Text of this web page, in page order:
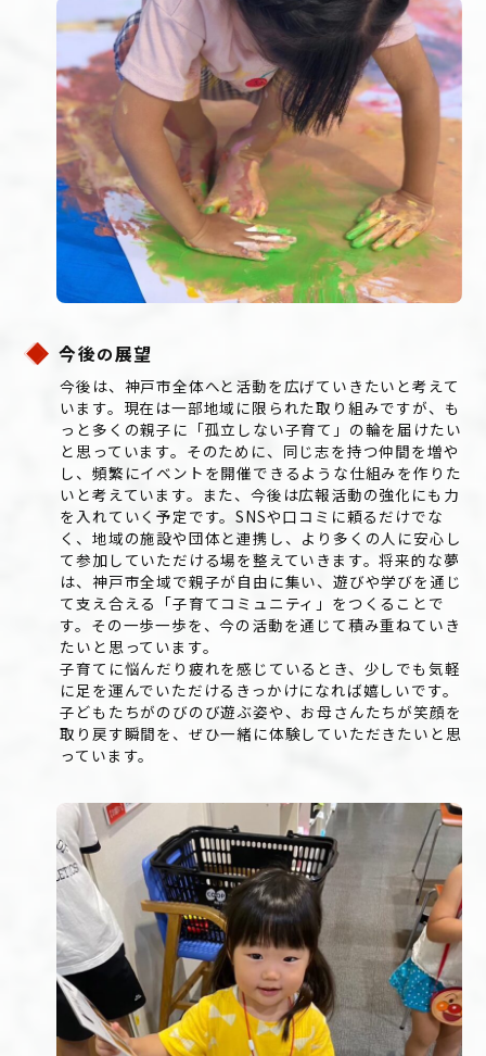
今後の展望
今後は、神戸市全体へと活動を広げていきたいと考えて
います。現在は一部地域に限られた取り組みですが、も
っと多くの親子に「孤立しない子育て」の輪を届けたい
と思っています。そのために、同じ志を持つ仲間を増や
し、頻繁にイベントを開催できるような仕組みを作りた
いと考えています。また、今後は広報活動の強化にも力
を入れていく予定です。SNSや口コミに頼るだけでな
く、地域の施設や団体と連携し、より多くの人に安心し
て参加していただける場を整えていきます。将来的な夢
は、神戸市全域で親子が自由に集い、遊びや学びを通じ
て支え合える「子育てコミュニティ」をつくることで
す。その一歩一歩を、今の活動を通じて積み重ねていき
たいと思っています。
子育てに悩んだり疲れを感じているとき、少しでも気軽
に足を運んでいただけるきっかけになれば嬉しいです。
子どもたちがのびのび遊ぶ姿や、お母さんたちが笑顔を
取り戻す瞬間を、ぜひ一緒に体験していただきたいと思
っています。